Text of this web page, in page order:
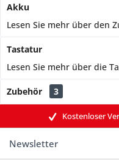
Akku
Lesen Sie mehr über den
Tastatur
Lesen Sie mehr über die
Zubehör 3
Kostenloser
Newsletter